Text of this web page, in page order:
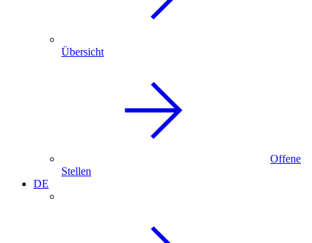
Übersicht
Offene
Stellen
DE